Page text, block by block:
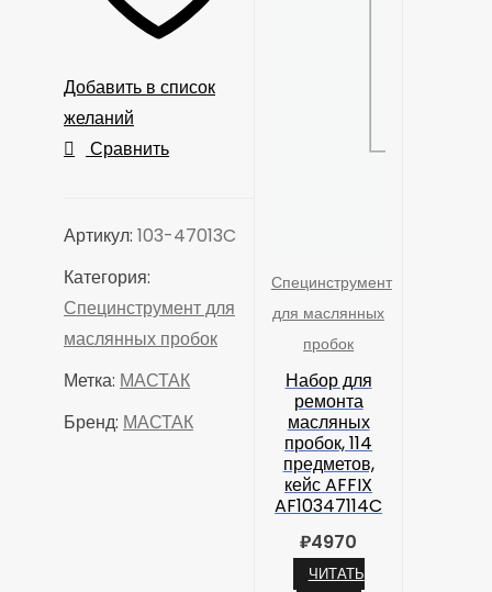
М13х1,5,
19
предметов
МАСТАК
Добавить в список
желаний
Сравнить
Артикул: 103-47013C
Категория:
Специнструмент для
маслянных пробок
Метка: МАСТАК
Бренд: МАСТАК
Специнструмент
для маслянных
пробок
Набор для
ремонта
масляных
пробок, 114
предметов,
кейс AFFIX
AF10347114C
₽4970
ЧИТАТЬ